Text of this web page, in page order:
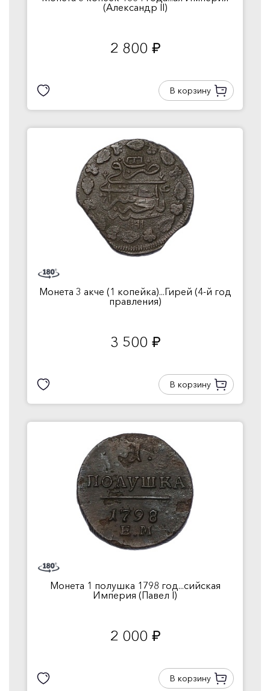
(Александр II)
2 800 руб.
В корзину
Монета 3 акче (1 копейка)...Гирей (4-й год
правления)
3 500 руб.
В корзину
Монета 1 полушка 1798 год...сийская
Империя (Павел I)
2 000 руб.
В корзину